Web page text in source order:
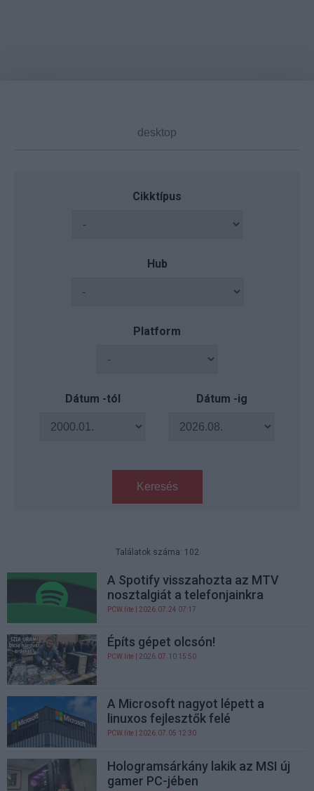
Cikktípus
Hub
Platform
Dátum -tól Dátum -ig
Keresés
Találatok száma: 102
A Spotify visszahozta az MTV
nosztalgiát a telefonjainkra
PCW.lite | 2026.07.24 07:17
Építs gépet olcsón!
PCW.lite | 2026.07.10 15:50
A Microsoft nagyot lépett a
linuxos fejlesztők felé
PCW.lite | 2026.07.05 12:30
Hologramsárkány lakik az MSI új
gamer PC-jében